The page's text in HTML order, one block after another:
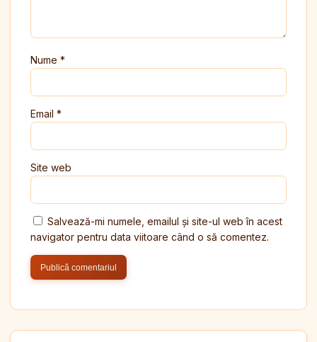
Nume *
Email *
Site web
Salvează-mi numele, emailul și site-ul web în acest
navigator pentru data viitoare când o să comentez.